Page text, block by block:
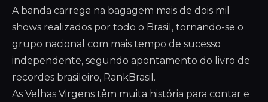
A banda carrega na bagagem mais de dois mil
shows realizados por todo o Brasil, tornando-se o
grupo nacional com mais tempo de sucesso
independente, segundo apontamento do livro de
recordes brasileiro, RankBrasil.
As Velhas Virgens têm muita história para contar e